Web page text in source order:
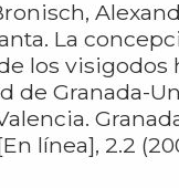
La
los visigodos
de Granada-
línea], 2.2